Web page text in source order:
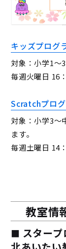
キッズプログ
対象：小学1〜
毎週火曜日 16
Scratchプロ
対象：小学3
ます。
毎週土曜日 14
教室情
スター